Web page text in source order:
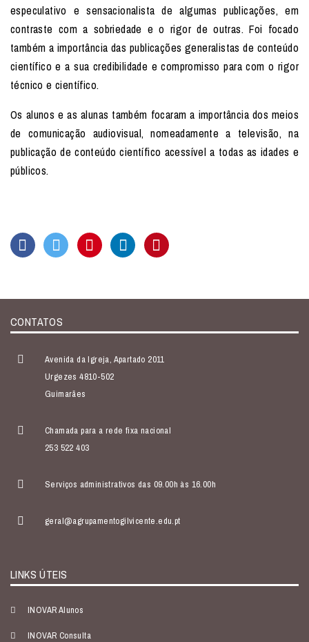
especulativo e sensacionalista de algumas publicações, em
contraste com a sobriedade e o rigor de outras. Foi focado
também a importância das publicações generalistas de conteúdo
científico e a sua credibilidade e compromisso para com o rigor
técnico e científico.
Os alunos e as alunas também focaram a importância dos meios
de comunicação audiovisual, nomeadamente a televisão, na
publicação de conteúdo científico acessível a todas as idades e
públicos.
CONTATOS
Avenida da Igreja, Apartado 2011
Urgezes 4810-502
Guimarães
Chamada para a rede fixa nacional
253 522 403
Serviços administrativos das 09.00h às 16.00h
geral@agrupamentogilvicente.edu.pt
LINKS ÚTEIS
INOVAR Alunos
INOVAR Consulta